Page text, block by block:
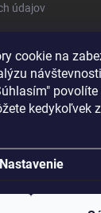
cookie na
kedykoľvek
Nastavenie
údajov